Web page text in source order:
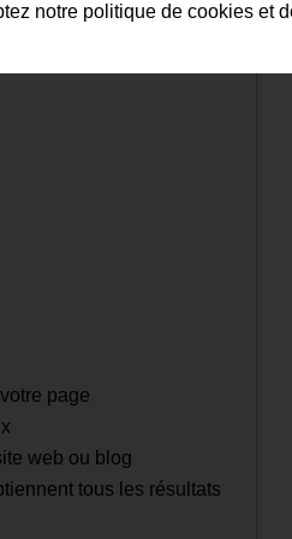
page
web ou blog
tous les résultats
notre politique de cookies et